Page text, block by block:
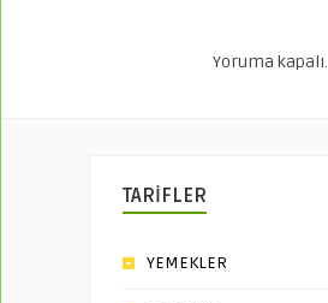
Yoruma kapalı.
TARİFLER
YEMEKLER